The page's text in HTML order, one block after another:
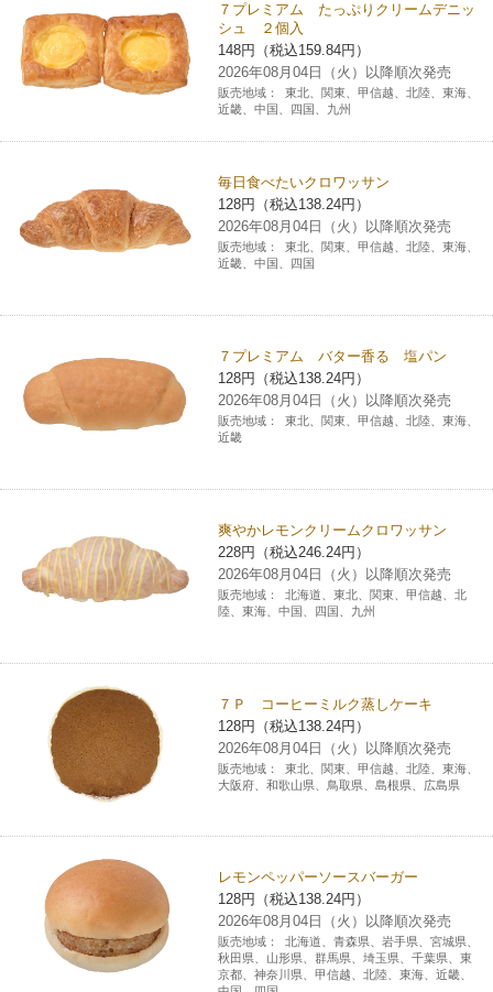
７プレミアム たっぷりクリームデニッ
シュ ２個入
148円（税込159.84円）
2026年08月04日（火）以降順次発売
販売地域：
東北、関東、甲信越、北陸、東海、
近畿、中国、四国、九州
毎日食べたいクロワッサン
128円（税込138.24円）
2026年08月04日（火）以降順次発売
販売地域：
東北、関東、甲信越、北陸、東海、
近畿、中国、四国
７プレミアム バター香る 塩パン
128円（税込138.24円）
2026年08月04日（火）以降順次発売
販売地域：
東北、関東、甲信越、北陸、東海、
近畿
爽やかレモンクリームクロワッサン
228円（税込246.24円）
2026年08月04日（火）以降順次発売
販売地域：
北海道、東北、関東、甲信越、北
陸、東海、中国、四国、九州
７Ｐ コーヒーミルク蒸しケーキ
128円（税込138.24円）
2026年08月04日（火）以降順次発売
販売地域：
東北、関東、甲信越、北陸、東海、
大阪府、和歌山県、鳥取県、島根県、広島県
レモンペッパーソースバーガー
128円（税込138.24円）
2026年08月04日（火）以降順次発売
販売地域：
北海道、青森県、岩手県、宮城県、
秋田県、山形県、群馬県、埼玉県、千葉県、東
京都、神奈川県、甲信越、北陸、東海、近畿、